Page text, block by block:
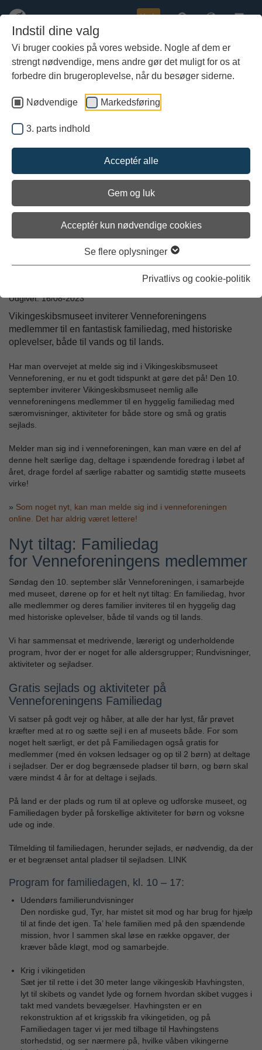
Indstil dine valg
Vi bruger cookies på vores webside. Nogle af dem er
strengt nødvendige, mens andre gør det muligt for os at
forbedre din brugeroplevelse, når du besøger siderne.
Nødvendige Markedsføring
3. parts indhold
Acceptér alle
Gem og luk
Acceptér kun nødvendige cookies
Se flere oplysninger
Privatlivs og cookie-politik
indhold
Køb
Pressemeddelelse: Fantastisk
familiedag med gratis sejlads
Udgivet: 16/08-2023
Vikingeskibsmuseet inviterer Venneforeningens
medlemmer til en fantastisk familiedag, med historiske
oplevelser, både til vands og til lands.
Har man overvejet at melde sig ind i Vikingeskibsmuseet
Venneforening, er nu et godt tidspunkt at gøre det på! Den 10.
september inviterer Vikingeskibsmuseet nemlig alle
venneforeningens medlemmer til en hyggelig familiedag med
særomvisninger, aktiviteter for både store og små og gratis
sejlads.
Melder man sig ind i venneforeningen, kan man være en del af
denne helt særlige dag, deltage i spændende foredrag i løbet af
året, drage fordel af særlige rabatter og samtidig støtte museets
virke!
» Som noget nyt, kan man melde sig ind i venneforeningen
online. Det har aldrig været lettere!
Nyt tiltag: Familiedag
for Venneforeningens medlemmer
Søndag den 10. september slår Venneforeningen, i samarbejde
med museet, dørene op for et helt nyt tiltag: En familiedag, hvor
alle medlemmer og deres familier inviteres til en hyggelig dag
med historiske oplevelser, både til vands og til lands.
Vi har sammensat et medrivende, lærerigt og underholdende
program, hvor der er noget for alle aldersgrupper; Rundvisninger,
aktiviteter og sejladser.
Gratis sejlads og aktiviteter på
Venneforeningens Familiedag
Vi satser på godt vejr og håber, at alle der har lyst, får prøvet
kræfter med at ro og sætte sejl i en af museets både. For som
noget helt særligt, er det på Familiedagen også gratis for
medlemmer (med én voksen ledsager og op til 2 børn) at deltage
i sejladser. Der er dog begrænsede pladser til børn, og børn skal
være mindst 4 år for at deltage i sejlads.
På land er der plads og rum til at opleve og udforske museet, og
Familiedagen byder på forskellige aktiviteter for børn og voksne
ude og inde.
Tilmelding til familiedagen, herunder sejlads, er nødvendig, da der
er et begrænset antal pladser til sejladsen. LINK
Program for familiedagen, kl. 10 – 17:
Udendørs familierundvisninger
Den nordiske gud, Tyr, har mistet sit mod og har brug for hjælp
til at finde det igen. Ta’ hele familien med på den spændende
mission, hvor I sammen skal løse en række opgaver, der
kræver både kløgt, mod og samarbejde.
Krig i vikingetiden
Sæt jer til rette i det 30 meter lange vikingeskib Havhingsten,
lyt til skibets og vandet lyde og fornem hvordan skibet vugges i
takt med vandets bevægelser. Havhingsten er en
rekonstruktion af et krigsskib fra vikingetiden, og på
Familiedagen tager vi jer med tilbage til Havhingstens
storhedstid, og ser nærmere på, hvilke våben vikingerne